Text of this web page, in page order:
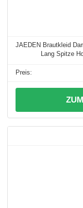
JAEDEN Brautkleid
Lang Spitze